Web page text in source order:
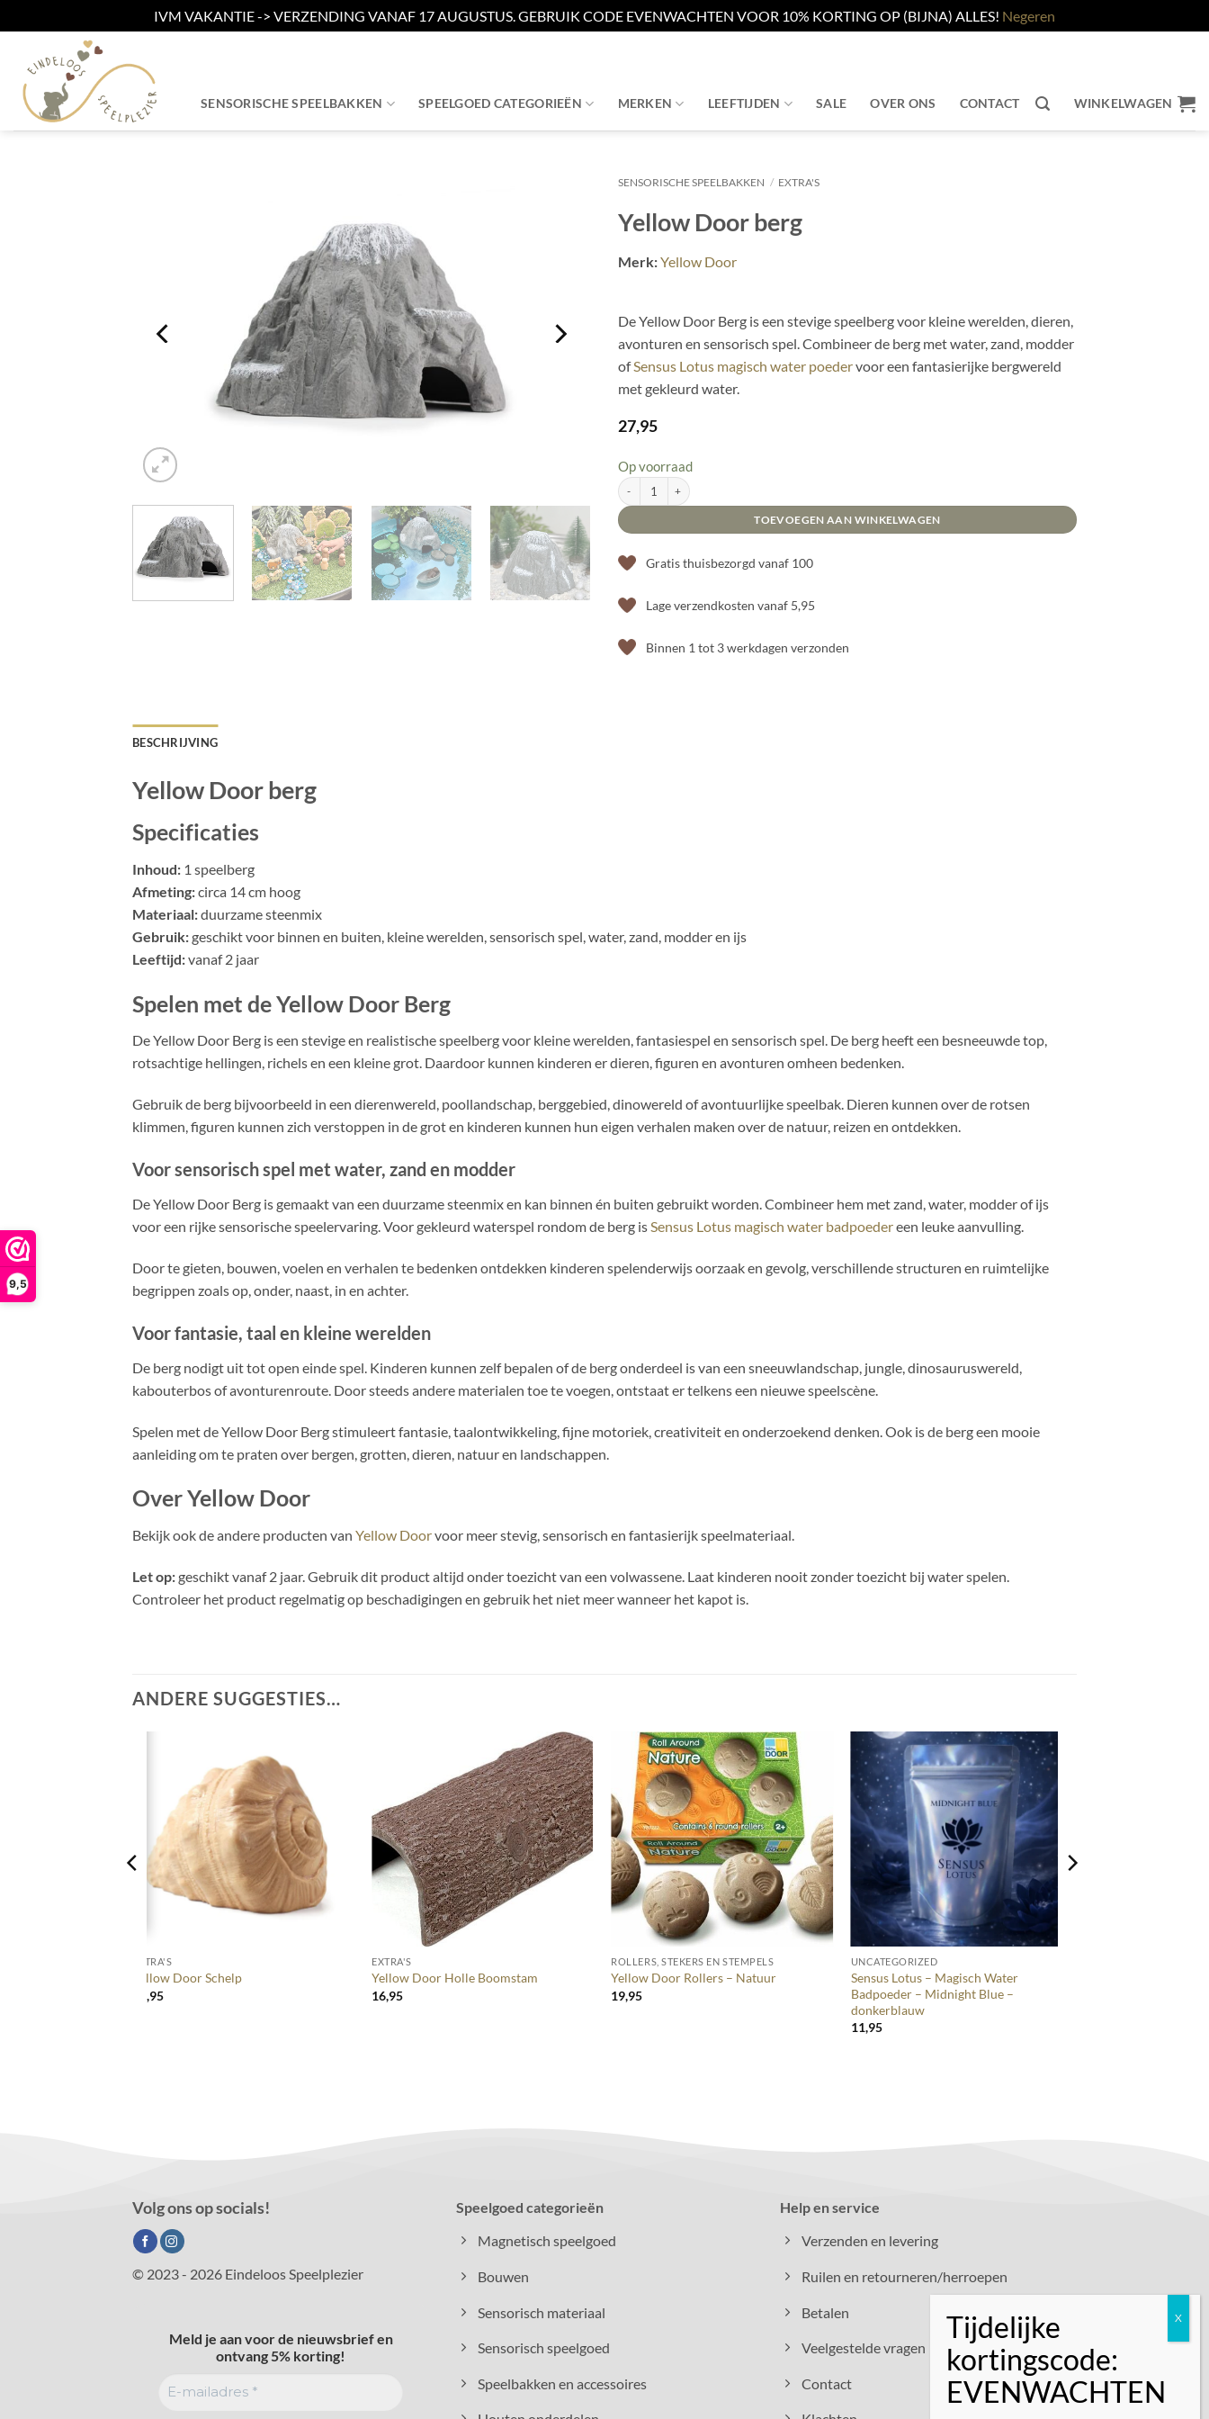
9,5
IVM VAKANTIE -> VERZENDING VANAF 17 AUGUSTUS. GEBRUIK CODE EVENWACHTEN VOOR 10% KORTING OP (BIJNA) ALLES! Negeren
inhoud
SENSORISCHE SPEELBAKKEN SPEELGOED CATEGORIEËN MERKEN LEEFTIJDEN SALE OVER ONS CONTACT WINKELWAGEN
SENSORISCHE SPEELBAKKEN / EXTRA'S
Yellow Door berg
Merk:Yellow Door
De Yellow Door Berg is een stevige speelberg voor kleine werelden, dieren,
avonturen en sensorisch spel. Combineer de berg met water, zand, modder
ofSensus Lotus magisch water poedervoor een fantasierijke bergwereld
met gekleurd water.
27,95
Op voorraad
Yellow Door berg aantal
TOEVOEGEN AAN WINKELWAGEN
Gratis thuisbezorgd vanaf 100
Lage verzendkosten vanaf 5,95
Binnen 1 tot 3 werkdagen verzonden
BESCHRIJVING
Yellow Door berg
Specificaties
Inhoud: 1 speelberg
Afmeting:circa 14 cm hoog
Materiaal:duurzame steenmix
Gebruik:geschikt voor binnen en buiten, kleine werelden, sensorisch spel, water, zand, modder en ijs
Leeftijd:vanaf 2 jaar
Spelen met de Yellow Door Berg
De Yellow Door Berg is een stevige en realistische speelberg voor kleine werelden, fantasiespel en sensorisch spel. De berg heeft een besneeuwde top,
rotsachtige hellingen, richels en een kleine grot. Daardoor kunnen kinderen er dieren, figuren en avonturen omheen bedenken.
Gebruik de berg bijvoorbeeld in een dierenwereld, poollandschap, berggebied, dinowereld of avontuurlijke speelbak. Dieren kunnen over de rotsen
klimmen, figuren kunnen zich verstoppen in de grot en kinderen kunnen hun eigen verhalen maken over de natuur, reizen en ontdekken.
Voor sensorisch spel met water, zand en modder
De Yellow Door Berg is gemaakt van een duurzame steenmix en kan binnen én buiten gebruikt worden. Combineer hem met zand, water, modder of ijs
voor een rijke sensorische speelervaring. Voor gekleurd waterspel rondom de berg isSensus Lotus magisch water badpoedereen leuke aanvulling.
Door te gieten, bouwen, voelen en verhalen te bedenken ontdekken kinderen spelenderwijs oorzaak en gevolg, verschillende structuren en ruimtelijke
begrippen zoals op, onder, naast, in en achter.
Voor fantasie, taal en kleine werelden
De berg nodigt uit tot open einde spel. Kinderen kunnen zelf bepalen of de berg onderdeel is van een sneeuwlandschap, jungle, dinosauruswereld,
kabouterbos of avonturenroute. Door steeds andere materialen toe te voegen, ontstaat er telkens een nieuwe speelscène.
Spelen met de Yellow Door Berg stimuleert fantasie, taalontwikkeling, fijne motoriek, creativiteit en onderzoekend denken. Ook is de berg een mooie
aanleiding om te praten over bergen, grotten, dieren, natuur en landschappen.
Over Yellow Door
Bekijk ook de andere producten van Yellow Doorvoor meer stevig, sensorisch en fantasierijk speelmateriaal.
Let op:geschikt vanaf 2 jaar. Gebruik dit product altijd onder toezicht van een volwassene. Laat kinderen nooit zonder toezicht bij water spelen.
Controleer het product regelmatig op beschadigingen en gebruik het niet meer wanneer het kapot is.
ANDERE SUGGESTIES…
EXTRA'S
Yellow Door Schelp
23,95
EXTRA'S
Yellow Door Holle Boomstam
16,95
ROLLERS, STEKERS EN STEMPELS
Yellow Door Rollers – Natuur
19,95
+
UNCATEGORIZED
Sensus Lotus – Magisch Water
Badpoeder – Midnight Blue –
donkerblauw
11,95
Volg ons op socials!
© 2023 - 2026 Eindeloos Speelplezier
Meld je aan voor de nieuwsbrief en
ontvang 5% korting!
Speelgoed categorieën
Magnetisch speelgoed
Bouwen
Sensorisch materiaal
Sensorisch speelgoed
Speelbakken en accessoires
Help en service
Verzenden en levering
Ruilen en retourneren/herroepen
Betalen
Veelgestelde vragen
Contact